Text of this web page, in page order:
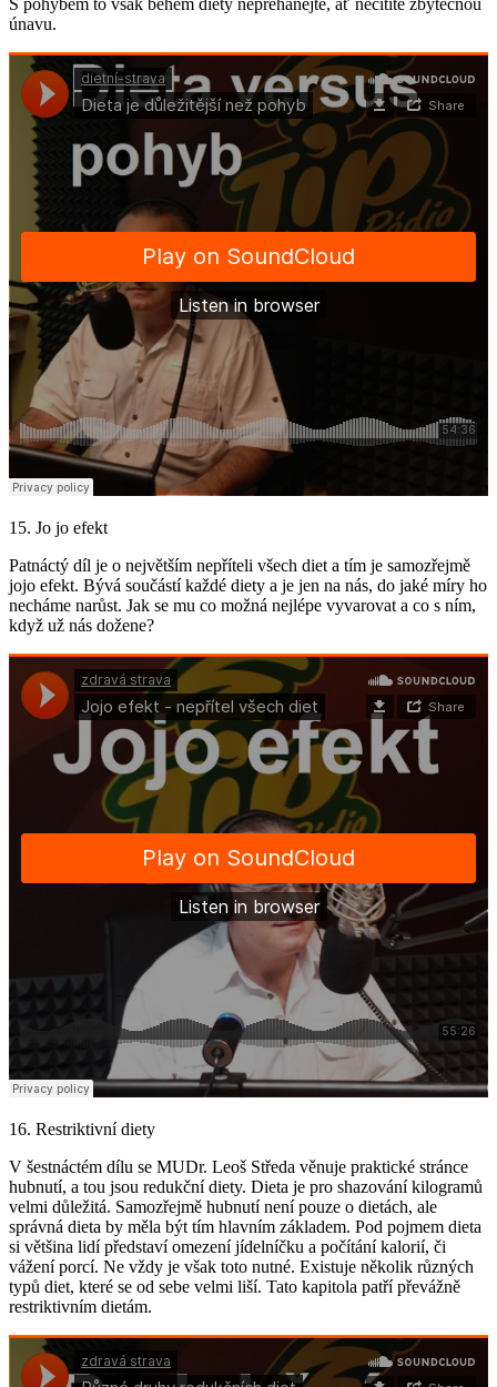
únavu.
15. Jo jo efekt
Patnáctý díl je o největším nepříteli všech diet a tím je samozřejmě
jojo efekt. Bývá součástí každé diety a je jen na nás, do jaké míry ho
necháme narůst. Jak se mu co možná nejlépe vyvarovat a co s ním,
když už nás dožene?
16. Restriktivní diety
V šestnáctém dílu se MUDr. Leoš Středa věnuje praktické stránce
hubnutí, a tou jsou redukční diety. Dieta je pro shazování kilogramů
velmi důležitá. Samozřejmě hubnutí není pouze o dietách, ale
správná dieta by měla být tím hlavním základem. Pod pojmem dieta
si většina lidí představí omezení jídelníčku a počítání kalorií, či
vážení porcí. Ne vždy je však toto nutné. Existuje několik různých
typů diet, které se od sebe velmi liší. Tato kapitola patří převážně
restriktivním dietám.